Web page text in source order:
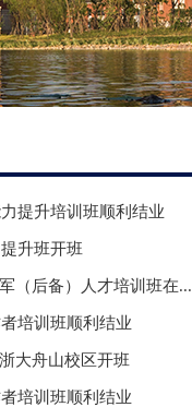
提升培训班顺利结业
升班开班
（后备）人才培训班在...
培训班顺利结业
大舟山校区开班
培训班顺利结业